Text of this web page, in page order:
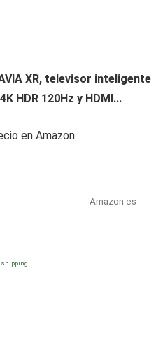
XR, televisor inteligente
HDR 120Hz y HDMI...
en Amazon
Amazon.es
shipping